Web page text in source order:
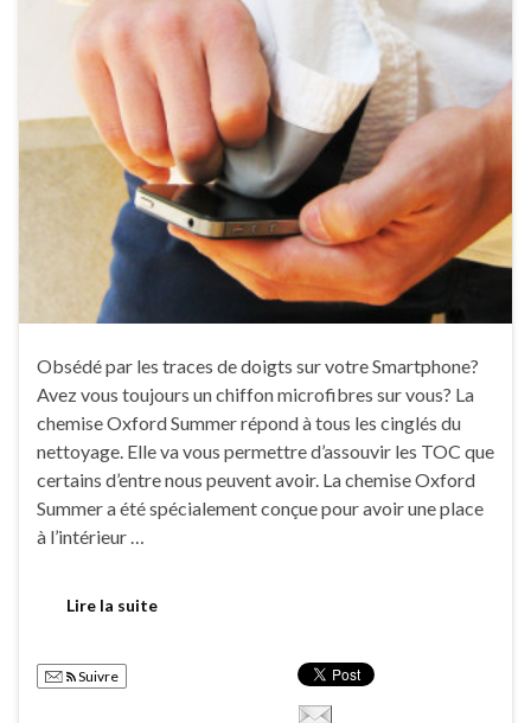
Obsédé par les traces de doigts sur votre Smartphone?
Avez vous toujours un chiffon microfibres sur vous? La
chemise Oxford Summer répond à tous les cinglés du
nettoyage. Elle va vous permettre d’assouvir les TOC que
certains d’entre nous peuvent avoir. La chemise Oxford
Summer a été spécialement conçue pour avoir une place
à l’intérieur …
Lire la suite
Suivre